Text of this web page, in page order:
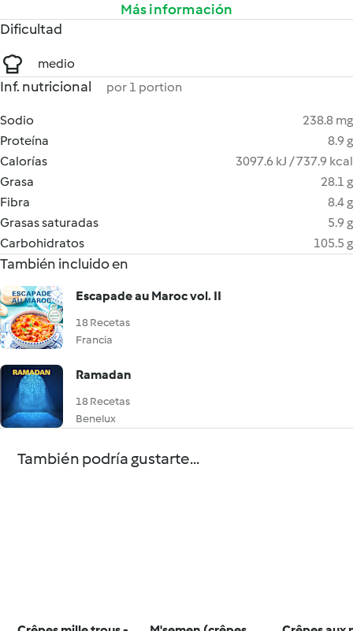
Más información
Dificultad
medio
Inf. nutricional por 1 portion
Sodio
238.8 mg
Proteína
8.9 g
Calorías
3097.6 kJ / 737.9 kcal
Grasa
28.1 g
Fibra
8.4 g
Grasas saturadas
5.9 g
Carbohidratos
105.5 g
También incluido en
Escapade au Maroc vol. II
18 Recetas
Francia
Ramadan
18 Recetas
Benelux
También podría gustarte...